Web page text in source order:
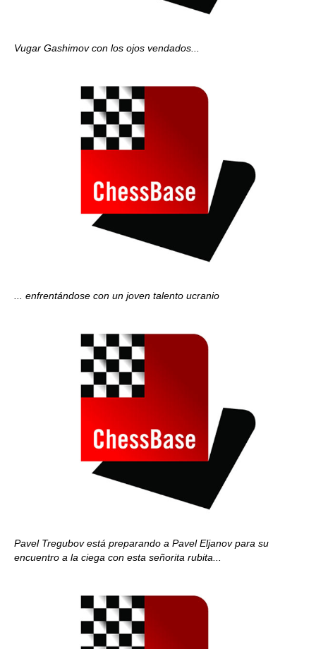
Vugar Gashimov con los ojos vendados...
... enfrentándose con un joven talento ucranio
Pavel Tregubov está preparando a Pavel Eljanov para su
encuentro a la ciega con esta señorita rubita...